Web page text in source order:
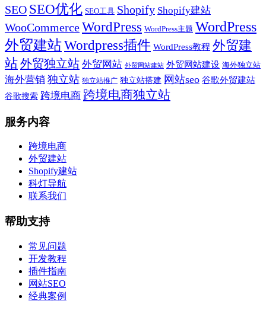
SEO SEO优化 SEO工具 Shopify Shopify建站
WooCommerceWordPress WordPress主题 WordPress
外贸建站Wordpress插件 WordPress教程 外贸建
站外贸独立站 外贸网站 外贸网站建站 外贸网站建设 海外独立站
海外营销 独立站 独立站推广 独立站搭建 网站seo 谷歌外贸建站
谷歌搜索 跨境电商 跨境电商独立站
服务内容
跨境电商
外贸建站
Shopify建站
科灯导航
联系我们
帮助支持
常见问题
开发教程
插件指南
网站SEO
经典案例